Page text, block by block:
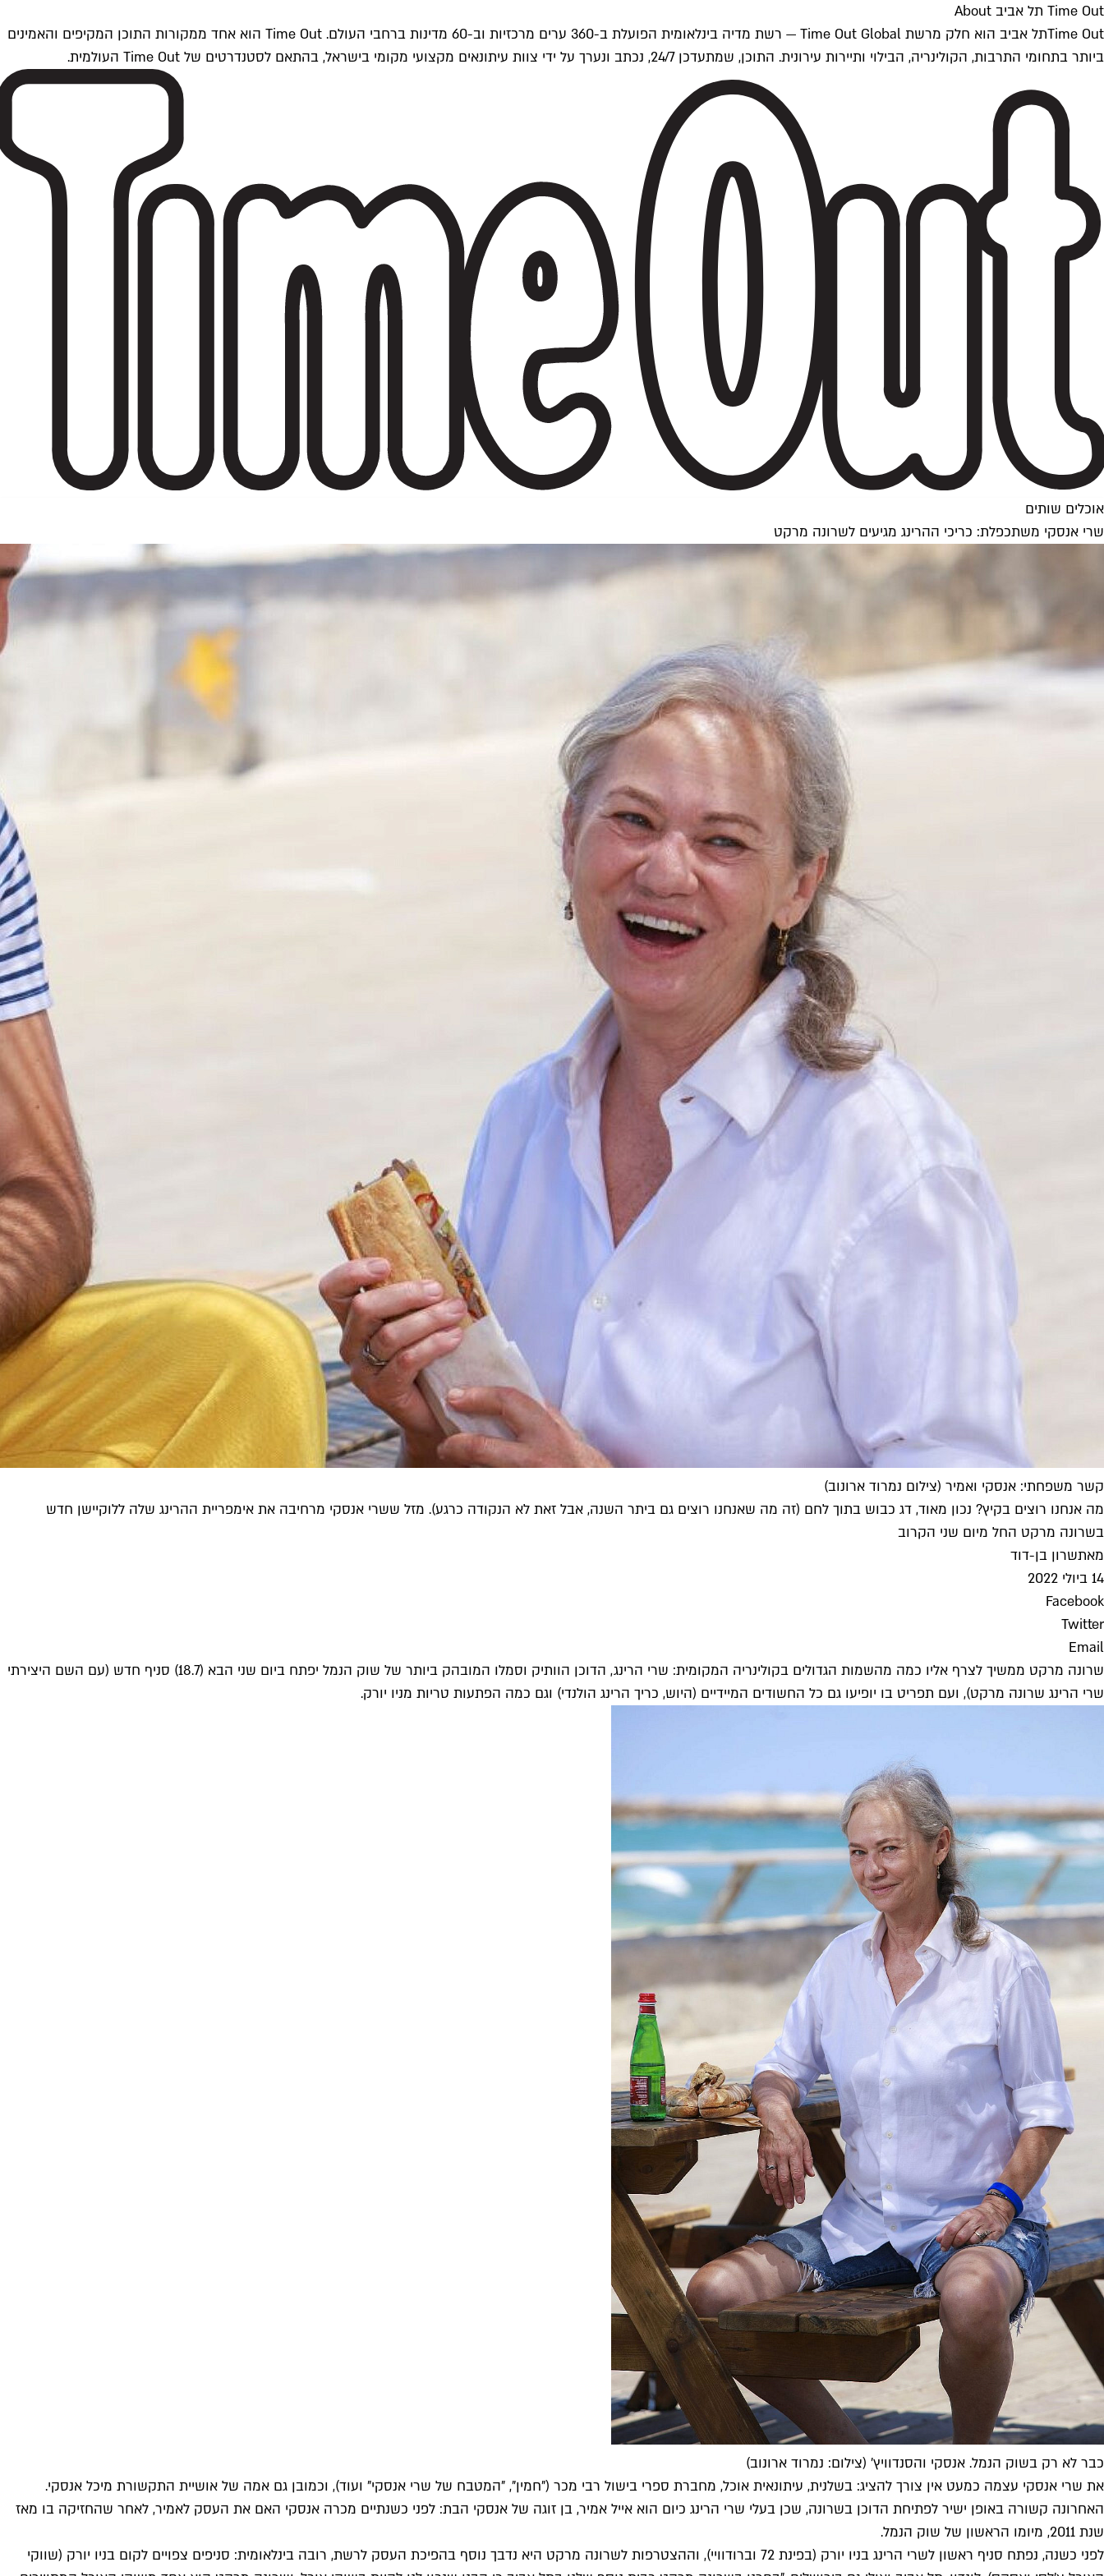
Time Out תל אביב About
Time Outתל אביב הוא חלק מרשת Time Out Global — רשת מדיה בינלאומית הפועלת ב-360 ערים מרכזיות וב-60 מדינות ברחבי העולם. Time Out הוא אחד ממקורות התוכן המקיפים והאמינים
ביותר בתחומי התרבות, הקולינריה, הבילוי ותיירות עירונית. התוכן, שמתעדכן 24/7, נכתב ונערך על ידי צוות עיתונאים מקצועי מקומי בישראל, בהתאם לסטנדרטים של Time Out העולמית.
אוכלים שותים
שרי אנסקי משתכפלת: כריכי ההרינג מגיעים לשרונה מרקט
קשר משפחתי: אנסקי ואמיר (צילום נמרוד ארונוב)
מה אנחנו רוצים בקיץ? נכון מאוד, דג כבוש בתוך לחם (זה מה שאנחנו רוצים גם ביתר השנה, אבל זאת לא הנקודה כרגע). מזל ששרי אנסקי מרחיבה את אימפריית ההרינג שלה ללוקיישן חדש
בשרונה מרקט החל מיום שני הקרוב
מאתשרון בן-דוד
14 ביולי 2022
Facebook
Twitter
Email
שרונה מרקט ממשיך לצרף אליו כמה מהשמות הגדולים בקולינריה המקומית: שרי הרינג, הדוכן הוותיק וסמלו המובהק ביותר של שוק הנמל יפתח ביום שני הבא (18.7) סניף חדש (עם השם היצירתי
שרי הרינג שרונה מרקט), ועם תפריט בו יופיעו גם כל החשודים המיידיים (היוש, כריך הרינג הולנדי) וגם כמה הפתעות טריות מניו יורק.
כבר לא רק בשוק הנמל. אנסקי והסנדוויץ' (צילום: נמרוד ארונוב)
את שרי אנסקי עצמה כמעט אין צורך להציג: בשלנית, עיתונאית אוכל, מחברת ספרי בישול רבי מכר ("חמין", "המטבח של שרי אנסקי" ועוד), וכמובן גם אמה של אושיית התקשורת מיכל אנסקי.
האחרונה קשורה באופן ישיר לפתיחת הדוכן בשרונה, שכן בעלי שרי הרינג כיום הוא אייל אמיר, בן זוגה של אנסקי הבת: לפני כשנתיים מכרה אנסקי האם את העסק לאמיר, לאחר שהחזיקה בו מאז
שנת 2011, מיומו הראשון של שוק הנמל.
לפני כשנה, נפתח סניף ראשון לשרי הרינג בניו יורק (בפינת 72 וברודוויי), וההצטרפות לשרונה מרקט היא נדבך נוסף בהפיכת העסק לרשת, רובה בינלאומית: סניפים צפויים לקום בניו יורק (שווקי